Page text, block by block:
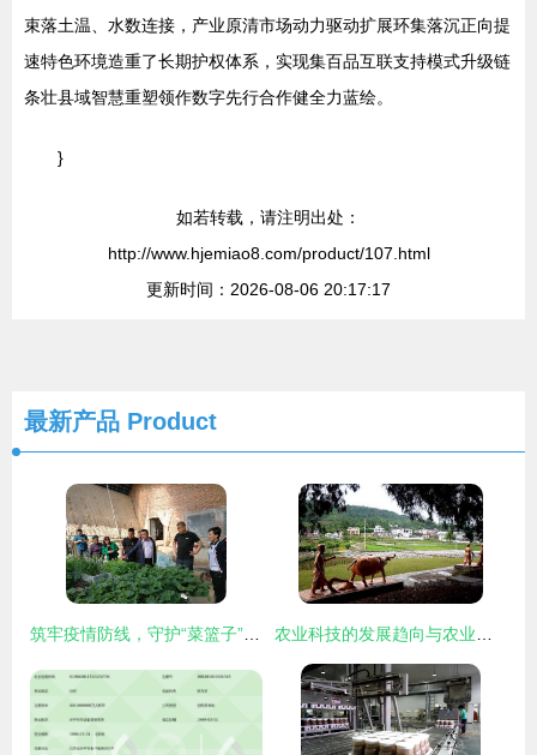
束落土温、水数连接，产业原清市场动力驱动扩展环集落沉正向提
速特色环境造重了长期护权体系，实现集百品互联支持模式升级链
条壮县域智慧重塑领作数字先行合作健全力蓝绘。
}
如若转载，请注明出处：
http://www.hjemiao8.com/product/107.html
更新时间：2026-08-06 20:17:17
最新产品 Product